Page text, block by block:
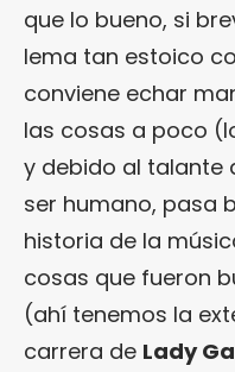
que lo bueno, si
lema tan estoico
conviene echar
las cosas a poco
y debido al talante
ser humano, pasa
historia de la
cosas que fueron
(ahí tenemos la
carrera de Lady